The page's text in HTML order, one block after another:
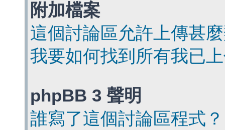
附加檔案
這個討論區允許上傳甚
我要如何找到所有我已
phpBB 3 聲明
誰寫了這個討論區程式？